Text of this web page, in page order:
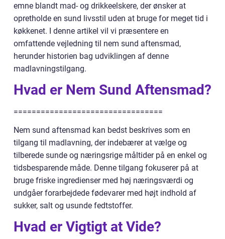
emne blandt mad- og drikkeelskere, der ønsker at
opretholde en sund livsstil uden at bruge for meget tid i
køkkenet. I denne artikel vil vi præsentere en
omfattende vejledning til nem sund aftensmad,
herunder historien bag udviklingen af denne
madlavningstilgang.
Hvad er Nem Sund Aftensmad?
=================================
Nem sund aftensmad kan bedst beskrives som en
tilgang til madlavning, der indebærer at vælge og
tilberede sunde og næringsrige måltider på en enkel og
tidsbesparende måde. Denne tilgang fokuserer på at
bruge friske ingredienser med høj næringsværdi og
undgåer forarbejdede fødevarer med højt indhold af
sukker, salt og usunde fedtstoffer.
Hvad er Vigtigt at Vide?